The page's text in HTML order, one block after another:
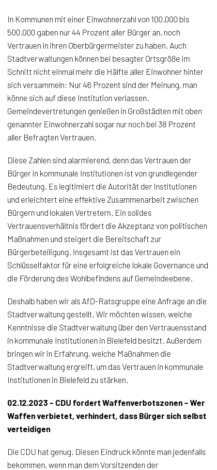
In Kommunen mit einer Einwohnerzahl von 100.000 bis
500.000 gaben nur 44 Prozent aller Bürger an, noch
Vertrauen in ihren Oberbürgermeister zu haben. Auch
Stadtverwaltungen können bei besagter Ortsgröße im
Schnitt nicht einmal mehr die Hälfte aller Einwohner hinter
sich versammeln: Nur 46 Prozent sind der Meinung, man
könne sich auf diese Institution verlassen.
Gemeindevertretungen genießen in Großstädten mit oben
genannter Einwohnerzahl sogar nur noch bei 38 Prozent
aller Befragten Vertrauen.
Diese Zahlen sind alarmierend, denn das Vertrauen der
Bürger in kommunale Institutionen ist von grundlegender
Bedeutung. Es legitimiert die Autorität der Institutionen
und erleichtert eine effektive Zusammenarbeit zwischen
Bürgern und lokalen Vertretern. Ein solides
Vertrauensverhältnis fördert die Akzeptanz von politischen
Maßnahmen und steigert die Bereitschaft zur
Bürgerbeteiligung. Insgesamt ist das Vertrauen ein
Schlüsselfaktor für eine erfolgreiche lokale Governance und
die Förderung des Wohlbefindens auf Gemeindeebene.
Deshalb haben wir als AfD-Ratsgruppe eine Anfrage an die
Stadtverwaltung gestellt. Wir möchten wissen, welche
Kenntnisse die Stadtverwaltung über den Vertrauensstand
in kommunale Institutionen in Bielefeld besitzt. Außerdem
bringen wir in Erfahrung, welche Maßnahmen die
Stadtverwaltung ergreift, um das Vertrauen in kommunale
Institutionen in Bielefeld zu stärken.
02.12.2023 – CDU fordert Waffenverbotszonen – Wer
Waffen verbietet, verhindert, dass Bürger sich selbst
verteidigen
Die CDU hat genug. Diesen Eindruck könnte man jedenfalls
bekommen, wenn man dem Vorsitzenden der